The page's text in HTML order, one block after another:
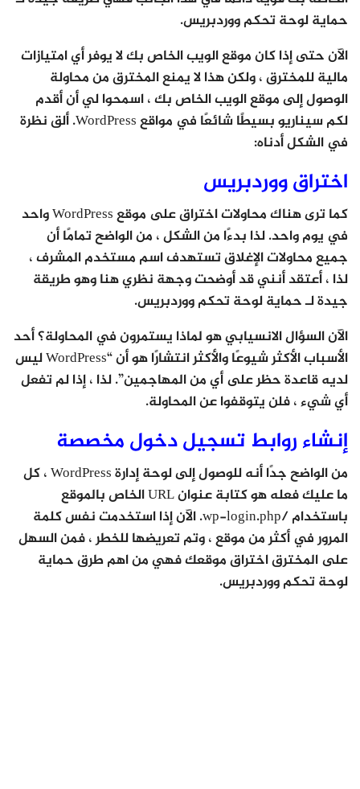
حماية لوحة تحكم ووردبريس.
الآن حتى إذا كان موقع الويب الخاص بك لا يوفر أي امتيازات
مالية للمخترق ، ولكن هذا لا يمنع المخترق من محاولة
الوصول إلى موقع الويب الخاص بك ، اسمحوا لي أن أقدم
لكم سيناريو بسيطًا شائعًا في مواقع WordPress. ألق نظرة
في الشكل أدناه:
اختراق ووردبريس
كما ترى هناك محاولات اختراق على موقع WordPress واحد
في يوم واحد. لذا بدءًا من الشكل ، من الواضح تمامًا أن
جميع محاولات الإغلاق تستهدف اسم مستخدم المشرف ،
لذا ، أعتقد أنني قد أوضحت وجهة نظري هنا وهو طريقة
جيدة لـ حماية لوحة تحكم ووردبريس.
الآن السؤال الانسيابي هو لماذا يستمرون في المحاولة؟ أحد
الأسباب الأكثر شيوعًا والأكثر انتشارًا هو أن “WordPress ليس
لديه قاعدة حظر على أي من المهاجمين”. لذا ، إذا لم تفعل
أي شيء ، فلن يتوقفوا عن المحاولة.
إنشاء روابط تسجيل دخول مخصصة
من الواضح جدًا أنه للوصول إلى لوحة إدارة WordPress ، كل
ما عليك فعله هو كتابة عنوان URL الخاص بالموقع
باستخدام /wp-login.php. الآن إذا استخدمت نفس كلمة
المرور في أكثر من موقع ، وتم تعريضها للخطر ، فمن السهل
على المخترق اختراق موقعك فهي من اهم طرق حماية
لوحة تحكم ووردبريس.